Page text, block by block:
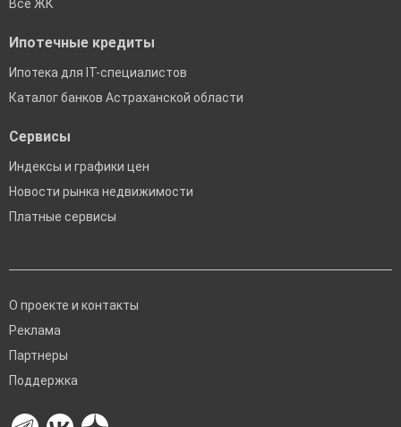
Все ЖК
Ипотечные кредиты
Ипотека для IT-специалистов
Каталог банков Астраханской области
Сервисы
Индексы и графики цен
Новости рынка недвижимости
Платные сервисы
О проекте и контакты
Реклама
Партнеры
Поддержка